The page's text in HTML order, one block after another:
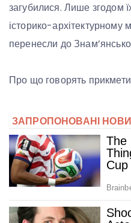
загубилися. Лише згодом
історико-архітектурному
перенесли до
Про що говорять